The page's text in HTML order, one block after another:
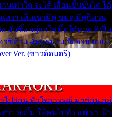
นเท่าใด จะได้ เลื่อนขั้นบันได ได้
เหงา เห็นเขามีคู่ ซมดู มีคู่ก็ม่วน
มันซึ้ง อยู่แก่ใจ มื้อใด๋หนอ สิเป็น
ฮาซิด้าน มันทรมาน จับจาน เอย…
Ver. (ซาวด์ดนตรี)
าไปก่อน หัวใจอาวรณ์ มาซ่อน อยู่
าว ส่งยิ้ม ให้คนไปทั่ว แต่เรา เฝ้า